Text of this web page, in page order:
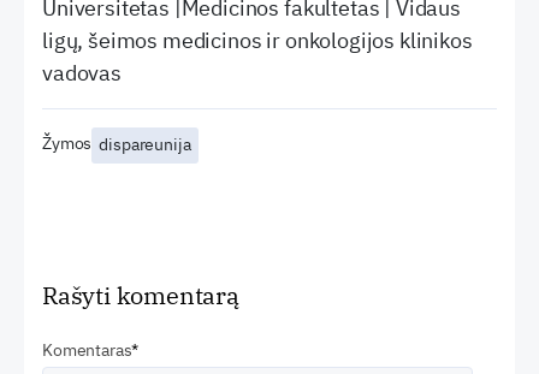
Universitetas |Medicinos fakultetas | Vidaus
ligų, šeimos medicinos ir onkologijos klinikos
vadovas
Žymos dispareunija
Rašyti komentarą
Komentaras